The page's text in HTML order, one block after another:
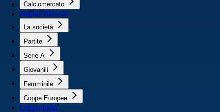
Calciomercato
Napoli 2025/26
La società
Partite
Serie A
Giovanili
Femminile
Coppe Europee
Coppa Italia